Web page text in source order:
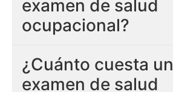
examen de salud
ocupacional?
¿Cuánto cuesta un
examen de salud